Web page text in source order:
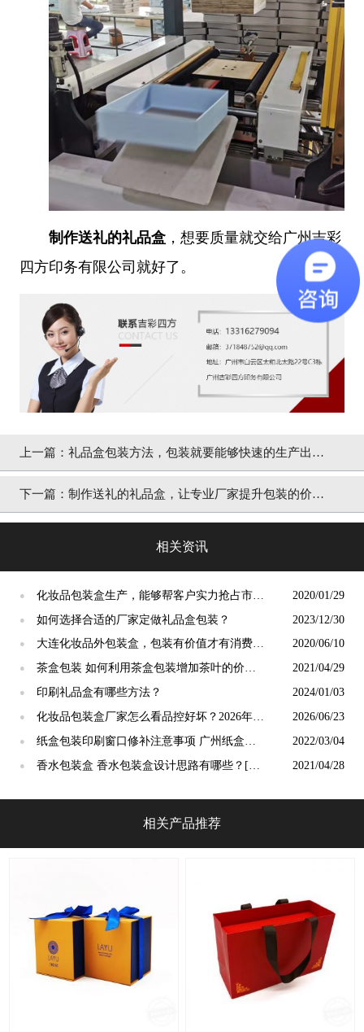
制作送礼的礼品盒，想要质量就交给广州吉彩
四方印务有限公司就好了。
上一篇： 礼品盒包装方法，包装就要能够快速的生产出来
[吉彩四方]
下一篇： 制作送礼的礼品盒，让专业厂家提升包装的价值
相关资讯
●
化妆品包装盒生产，能够帮客户实力抢占市场
[吉彩四方]
2020/01/29
● 如何选择合适的厂家定做礼品盒包装？ 2023/12/30
●
大连化妆品外包装盒，包装有价值才有消费者
选择[吉彩四方]
2020/06/10
●
茶盒包装 如何利用茶盒包装增加茶叶的价值
[吉彩四方]优质包装厂家为您详细讲述
2021/04/29
● 印刷礼品盒有哪些方法？ 2024/01/03
●
化妆品包装盒厂家怎么看品控好坏？2026年6
月广州包装厂验厂全流程指南
2026/06/23
●
纸盒包装印刷窗口修补注意事项 广州纸盒包
装印刷厂[吉彩四方]
2022/03/04
●
香水包装盒 香水包装盒设计思路有哪些？[吉
2021/04/28
相关产品推荐